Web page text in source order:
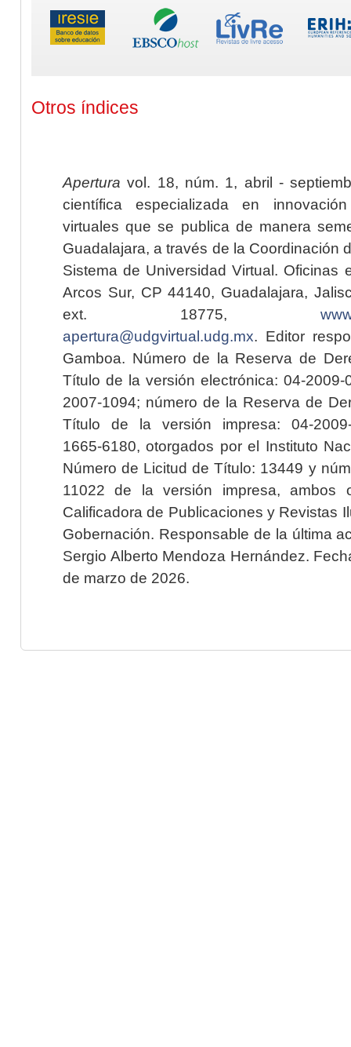
Otros índices
Apertura vol. 18, núm. 1, abril -
científica especializada en
virtuales que se publica de manera
Guadalajara, a través de la Coordinación
Sistema de Universidad Virtual. Oficinas
Arcos Sur, CP 44140, Guadalajara,
ext. 18775,
apertura@udgvirtual.udg.mx. Editor
Gamboa. Número de la Reserva de
Título de la versión electrónica: 04-2009-
2007-1094; número de la Reserva de
Título de la versión impresa: 04-2009-
1665-6180, otorgados por el Instituto
Número de Licitud de Título: 13449 y
11022 de la versión impresa, ambos
Calificadora de Publicaciones y Revistas
Gobernación. Responsable de la última
Sergio Alberto Mendoza Hernández.
de marzo de 2026.